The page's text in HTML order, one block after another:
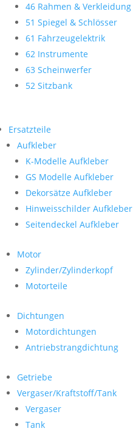
46 Rahmen & Verkleidung
51 Spiegel & Schlösser
61 Fahrzeugelektrik
62 Instrumente
63 Scheinwerfer
52 Sitzbank
Ersatzteile
Aufkleber
K-Modelle Aufkleber
GS Modelle Aufkleber
Dekorsätze Aufkleber
Hinweisschilder Aufkleber
Seitendeckel Aufkleber
Motor
Zylinder/Zylinderkopf
Motorteile
Dichtungen
Motordichtungen
Antriebstrangdichtung
Getriebe
Vergaser/Kraftstoff/Tank
Vergaser
Tank